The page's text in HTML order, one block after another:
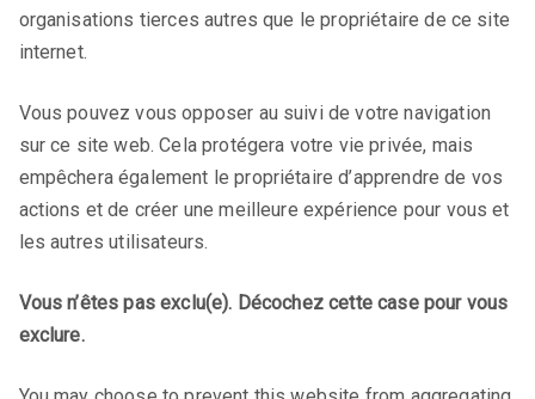
organisations tierces autres que le propriétaire de ce site
internet.
Vous pouvez vous opposer au suivi de votre navigation
sur ce site web. Cela protégera votre vie privée, mais
empêchera également le propriétaire d’apprendre de vos
actions et de créer une meilleure expérience pour vous et
les autres utilisateurs.
Vous n’êtes pas exclu(e). Décochez cette case pour vous
exclure.